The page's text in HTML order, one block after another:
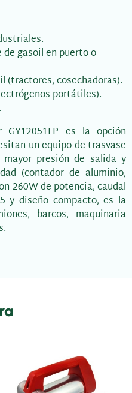
gasoil en puerto o
(tractores, cosechadoras).
portátiles).
es la opción
un equipo de trasvase
presión de salida y
(contador de aluminio,
260W de potencia, caudal
y diseño compacto, es la
barcos, maquinaria